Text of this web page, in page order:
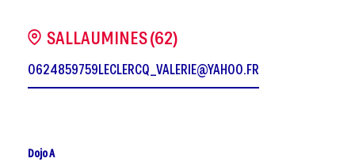
SALLAUMINES (62)
0624859759LECLERCQ_VALERIE@YAHOO.FR
Dojo A